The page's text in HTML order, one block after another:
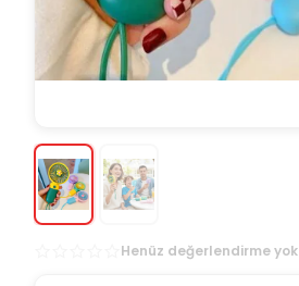
Henüz değerlendirme yok